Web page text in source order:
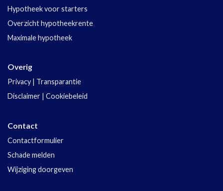
Hypotheek voor starters
Overzicht hypotheekrente
Maximale hypotheek
Overig
Privacy | Transparantie
Disclaimer | Cookiebeleid
Contact
Contactformulier
Schade melden
Wijziging doorgeven